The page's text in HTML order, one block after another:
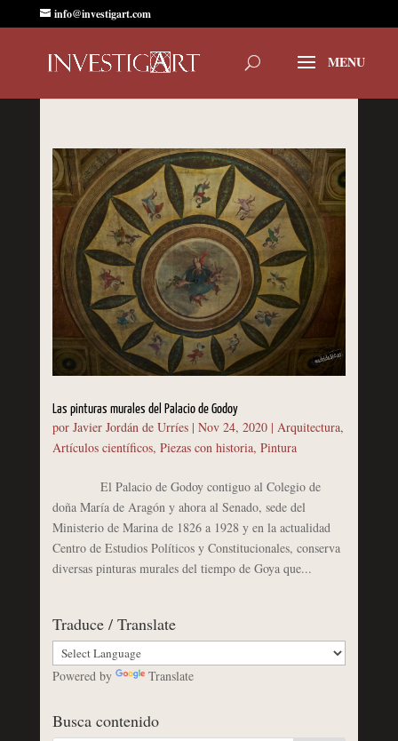
info@investigart.com
Las pinturas murales del Palacio de Godoy
por Javier Jordán de Urríes| Nov 24, 2020| Arquitectura,
Artículos científicos, Piezas con historia, Pintura
El Palacio de Godoy contiguo al Colegio de
doña María de Aragón y ahora al Senado, sede del
Ministerio de Marina de 1826 a 1928 y en la actualidad
Centro de Estudios Políticos y Constitucionales, conserva
diversas pinturas murales del tiempo de Goya que...
Traduce / Translate
Powered by Translate
Busca contenido